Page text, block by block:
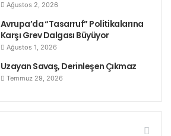
Ağustos 2, 2026
Avrupa’da “Tasarruf” Politikalarına
Karşı Grev Dalgası Büyüyor
Ağustos 1, 2026
Uzayan Savaş, Derinleşen Çıkmaz
Temmuz 29, 2026